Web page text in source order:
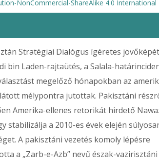
NonCommercial-ShareAlike 4.0 International
Stratégiai Dialógus ígéretes
bin Laden-rajtaütés, a Salala-
megelőző hónapokban az
mélypontra jutottak. Pakisztáni
Amerika-ellenes retorikát hirdető
a 2010-es évek elején
A pakisztáni vezetés komoly lépésre
a „Zarb-e-Azb” nevű észak-vazirisztáni